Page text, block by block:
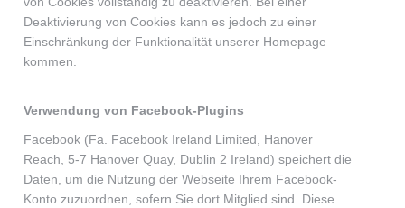
Deaktivierung von Cookies kann es jedoch zu einer
Einschränkung der Funktionalität unserer Homepage
kommen.
Verwendung von Facebook-Plugins
Facebook (Fa. Facebook Ireland Limited, Hanover
Reach, 5-7 Hanover Quay, Dublin 2 Ireland) speichert die
Daten, um die Nutzung der Webseite Ihrem Facebook-
Konto zuzuordnen, sofern Sie dort Mitglied sind. Diese